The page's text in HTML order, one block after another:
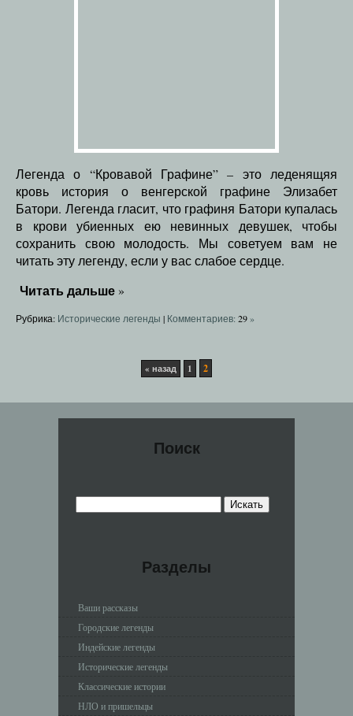
Легенда о “Кровавой Графине” – это леденящяя
кровь история о венгерской графине Элизабет
Батори. Легенда гласит, что графиня Батори купалась
в крови убиенных ею невинных девушек, чтобы
сохранить свою молодость. Мы советуем вам не
читать эту легенду, если у вас слабое сердце.
Читать дальше »
Рубрика: Исторические легенды | Комментариев: 29»
« назад 1 2
Поиск
Разделы
Ваши рассказы
Городские легенды
Индейские легенды
Исторические легенды
Классические истории
НЛО и пришельцы